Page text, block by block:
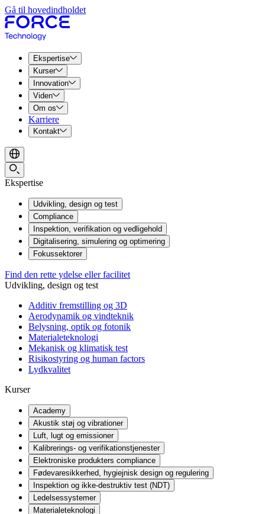
Gå til hovedindholdet
Ekspertise
Kurser
Innovation
Viden
Om os
Karriere
Kontakt
Ekspertise
Udvikling, design og test
Compliance
Inspektion, verifikation og vedligehold
Digitalisering, simulering og optimering
Fokussektorer
Find den rette ydelse eller facilitet
Udvikling, design og test
Additiv fremstilling og 3D
Aerodynamik og vindteknik
Belysning, optik og fotonik
Materialeteknologi
Mekanisk og klimatisk test
Risikostyring og human factors
Lydkvalitet
Kurser
Academy
Akustik støj og vibrationer
Luft, lugt og emissioner
Kalibrerings- og verifikationstjenester
Elektroniske produkters compliance
Fødevaresikkerhed, hygiejnisk design og regulering
Inspektion og ikke-destruktiv test (NDT)
Ledelsessystemer
Materialeteknologi